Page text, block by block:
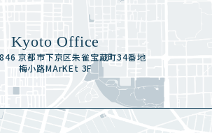
Kyoto Office
京都市下京区朱雀宝蔵町34番地
梅小路MArKEt 3F